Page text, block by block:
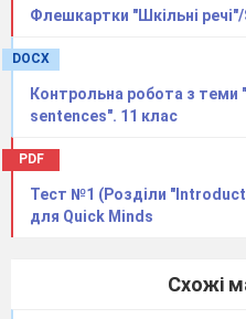
Флешкартки "Шкільні
DOCX
Контрольна робота з теми
sentences". 11 клас
PDF
Тест №1 (Розділи
для Quick Minds
Схожі